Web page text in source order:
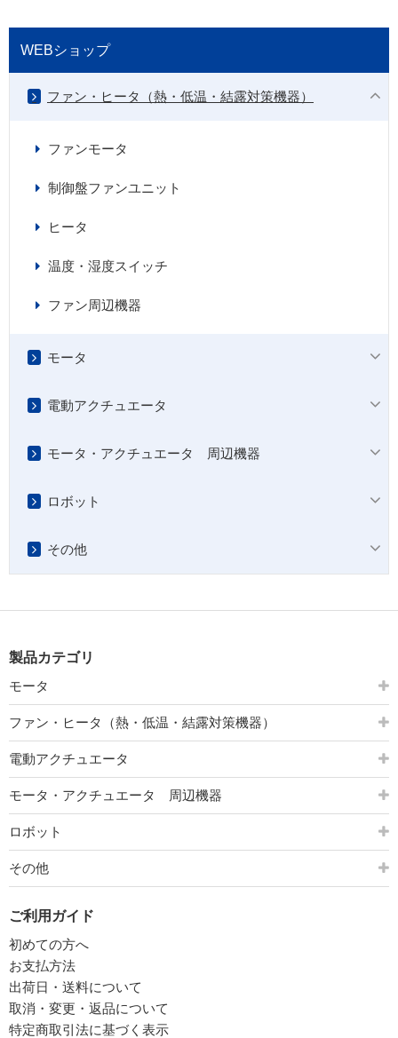
WEBショップ
ファン・ヒータ（熱・低温・結露対策機器）
ファンモータ
制御盤ファンユニット
ヒータ
温度・湿度スイッチ
ファン周辺機器
モータ
電動アクチュエータ
モータ・アクチュエータ 周辺機器
ロボット
その他
製品カテゴリ
モータ
ファン・ヒータ（熱・低温・結露対策機器）
電動アクチュエータ
モータ・アクチュエータ 周辺機器
ロボット
その他
ご利用ガイド
初めての方へ
お支払方法
出荷日・送料について
取消・変更・返品について
特定商取引法に基づく表示